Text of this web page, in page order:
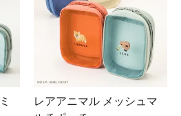
レアアニマル メッシュマ